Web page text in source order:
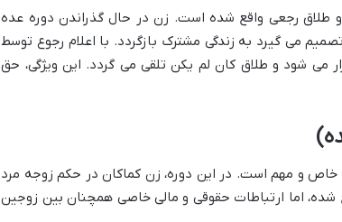
طلاق رجعی واقع شده است. زن در حال گذراندن دوره عده
می گیرد به زندگی مشترک بازگردد. با اعلام رجوع توسط
می شود و طلاق کان لم یکن تلقی می گردد. این ویژگی، حق
و مهم است. در این دوره، زن کماکان در حکم زوجه مرد
اما ارتباطات حقوقی و مالی خاصی همچنان بین زوجین